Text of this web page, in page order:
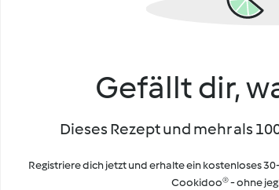
Gefällt dir,
Dieses Rezept und mehr als
Registriere dich jetzt und erhalte ein kostenloses
Cookidoo® - ohne